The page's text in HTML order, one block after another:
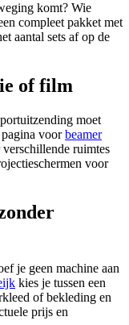
komt? Wie
compleet pakket met
aantal sets af op de
of film
moet
voorbeamer
ruimtes
voor
je geen machine aan
kies je tussen een
of bekleding en
prijs en